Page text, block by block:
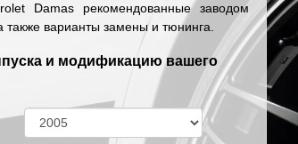
Damas рекомендованные заводом
также варианты замены и тюнинга.
и модификацию вашего